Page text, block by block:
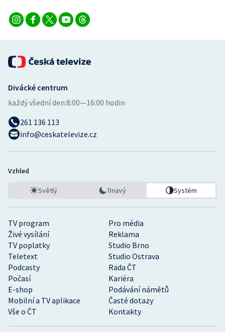
TV program
Pro média
Živé vysílání
Reklama
TV poplatky
Studio Brno
Teletext
Studio Ostrava
Podcasty
Rada ČT
Počasí
Kariéra
E-shop
Podávání námětů
Mobilní a TV aplikace
Časté dotazy
Vše o ČT
Kontakty
Divácké centrum
každý všední den:8:00—16:00 hodin
261 136 113
info@ceskatelevize.cz
Vzhled
Světlý Tmavý Systém